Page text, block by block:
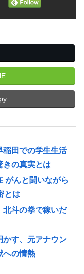
稲田での学生生活
きの真実とは
がんと闘いながら
とは
北斗の拳で稼いだ
かす、元アナウン
への情熱